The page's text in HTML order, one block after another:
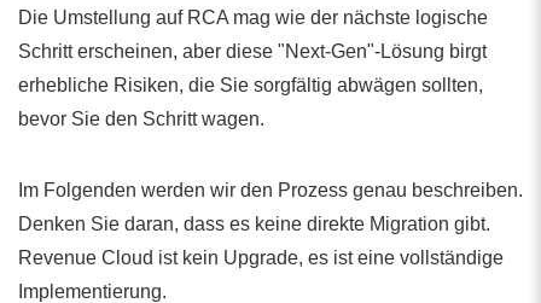
Die Umstellung auf RCA mag wie der nächste logische
Schritt erscheinen, aber diese "Next-Gen"-Lösung birgt
erhebliche Risiken, die Sie sorgfältig abwägen sollten,
bevor Sie den Schritt wagen.
Im Folgenden werden wir den Prozess genau beschreiben.
Denken Sie daran, dass es keine direkte Migration gibt.
Revenue Cloud ist kein Upgrade, es ist eine vollständige
Implementierung.